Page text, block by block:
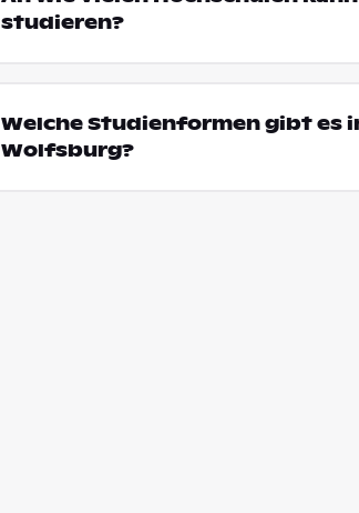
studieren?
Welche Studienformen gibt es
Wolfsburg?